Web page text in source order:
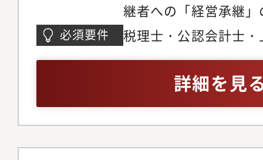
継者への「経営承継
提供します。合併等
対策、議決権対策の
いった様々なソリュ
幅広い知識を身につ
ナーの生前に相続税
策、遺言書の作成。
必須要件
税理士・公認会計士
続・事業承継に関す
詳細を見